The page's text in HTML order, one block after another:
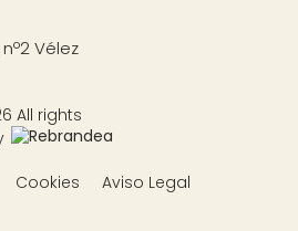
Vélez
All rights
Cookies Aviso Legal